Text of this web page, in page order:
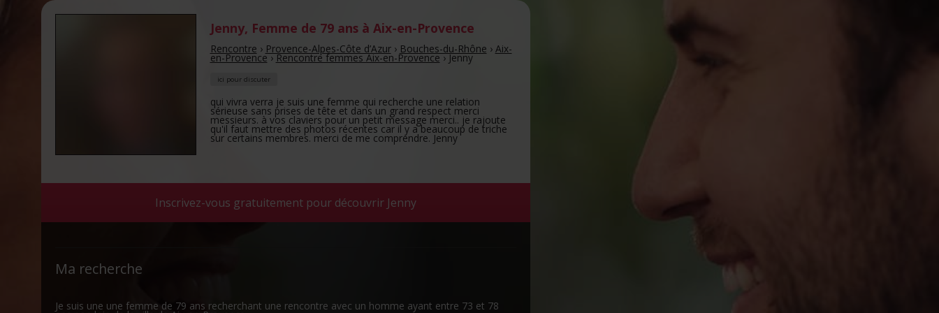
Jenny, Femme de 79 ansà Aix-en-Provence
Rencontre › Provence-Alpes-Côte d’Azur› Bouches-du-Rhône › Aix-
en-Provence›Rencontre femmes Aix-en-Provence›Jenny
ici pour discuter
qui vivra verra je suis une femme qui recherche une relation
sérieuse sans prises de tête et dans un grand respect merci
messieurs. à vos claviers pour un petit message merci.. je rajoute
qu'il faut mettre des photos récentes car il y a beaucoup de triche
sur certains membres. merci de me comprendre. Jenny
Inscrivez-vous gratuitement pour découvrir Jenny
Ma recherche
Je suis une une femme de 79 ans recherchant une rencontre avec un homme ayant entre 73 et 78